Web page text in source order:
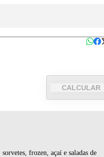
CALCULAR
frozen, açaí e saladas de